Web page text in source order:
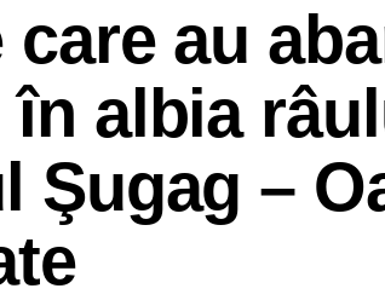
care au
albia
Şugag –